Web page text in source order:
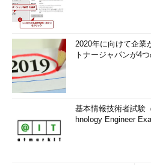
2020年に向けて企業
トナージャパンが4
基本情報技術者試験
hnology Engineer